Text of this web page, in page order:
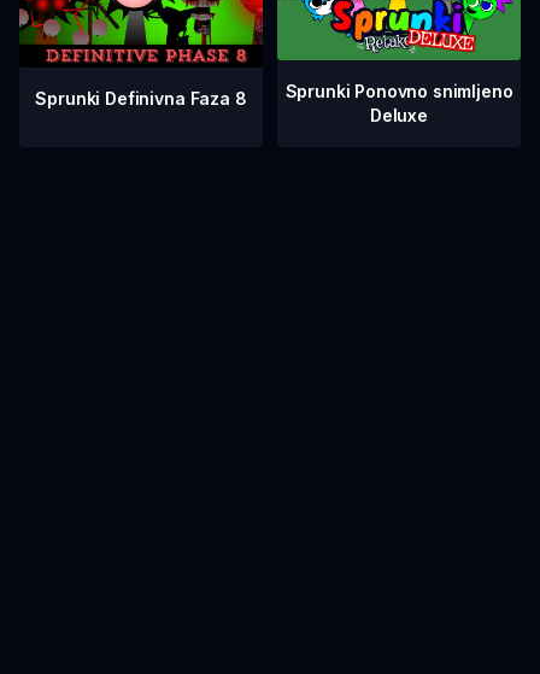
Sprunki Definivna Faza 8
Sprunki Ponovno snimljeno
Deluxe